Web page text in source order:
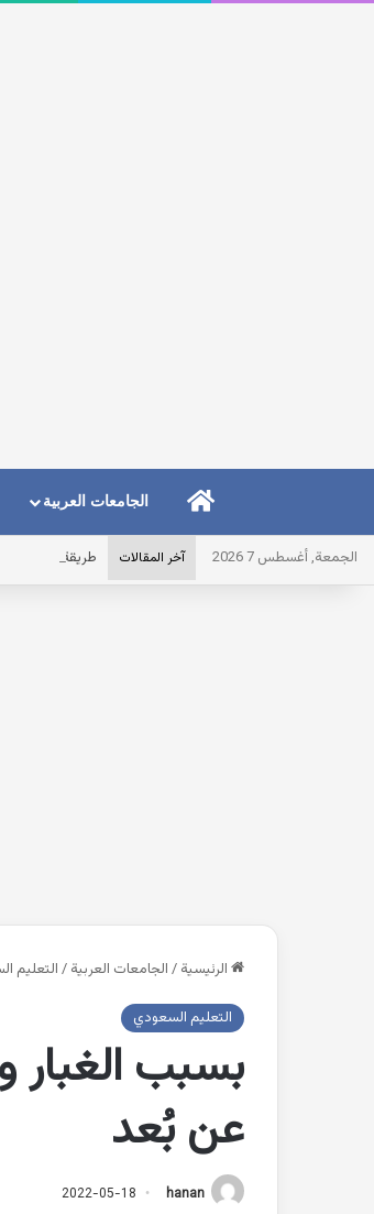
الرئيسيةالجامعات العربية
الجمعة, أغسطس 7 2026 آخر المقالات طريقة توضيح
الرئيسية / الجامعات العربية / التعليم
التعليم السعودي
بسبب الغبار
عن بُعد
hanan
2022-05-18